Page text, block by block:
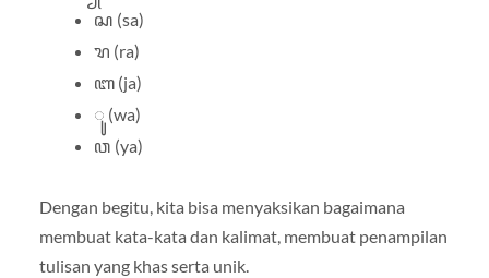
ꦱ (sa)
ꦫ (ra)
ꦧ (ja)
ꦸ (wa)
ꦮ (ya)
Dengan begitu, kita bisa menyaksikan bagaimana
membuat kata-kata dan kalimat, membuat penampilan
tulisan yang khas serta unik.